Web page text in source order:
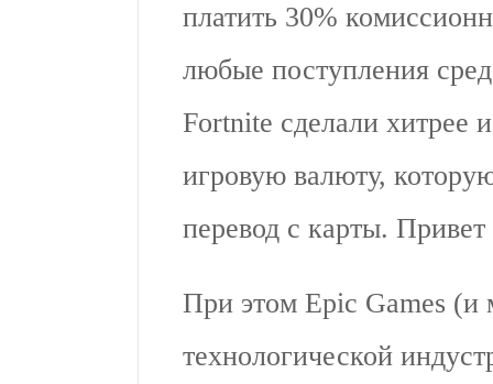
платить 30%
любые поступления
Fortnite сделали хитрее
игровую валюту,
перевод с карты.
При этом Epic Games (и
технологической